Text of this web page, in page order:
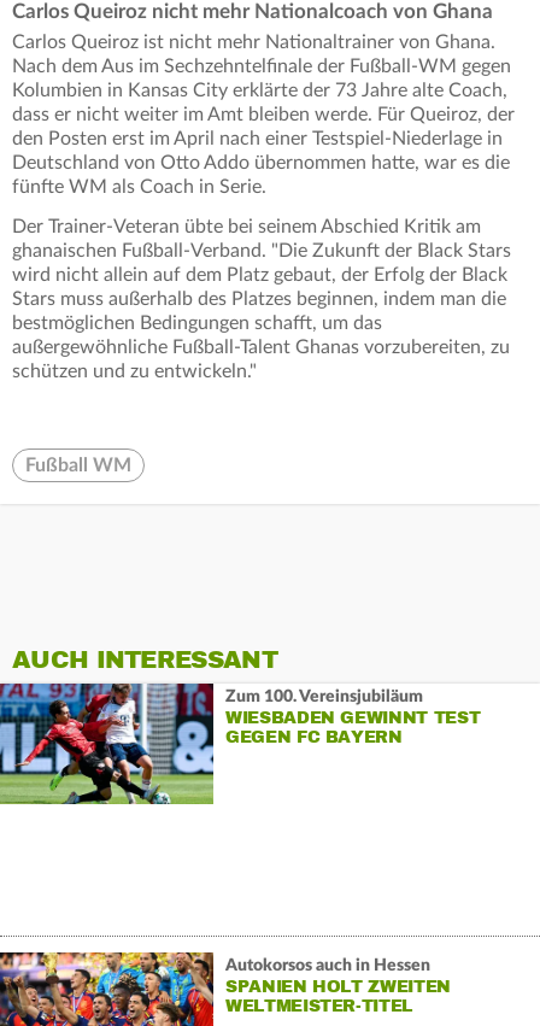
Carlos Queiroz nicht mehr Nationalcoach von Ghana
Carlos Queiroz ist nicht mehr Nationaltrainer von Ghana.
Nach dem Aus im Sechzehntelfinale der Fußball-WM gegen
Kolumbien in Kansas City erklärte der 73 Jahre alte Coach,
dass er nicht weiter im Amt bleiben werde. Für Queiroz, der
den Posten erst im April nach einer Testspiel-Niederlage in
Deutschland von Otto Addo übernommen hatte, war es die
fünfte WM als Coach in Serie.
Der Trainer-Veteran übte bei seinem Abschied Kritik am
ghanaischen Fußball-Verband. "Die Zukunft der Black Stars
wird nicht allein auf dem Platz gebaut, der Erfolg der Black
Stars muss außerhalb des Platzes beginnen, indem man die
bestmöglichen Bedingungen schafft, um das
außergewöhnliche Fußball-Talent Ghanas vorzubereiten, zu
schützen und zu entwickeln."
Fußball WM
AUCH INTERESSANT
Zum 100. Vereinsjubiläum
WIESBADEN GEWINNT TEST
GEGEN FC BAYERN
Autokorsos auch in Hessen
SPANIEN HOLT ZWEITEN
WELTMEISTER-TITEL